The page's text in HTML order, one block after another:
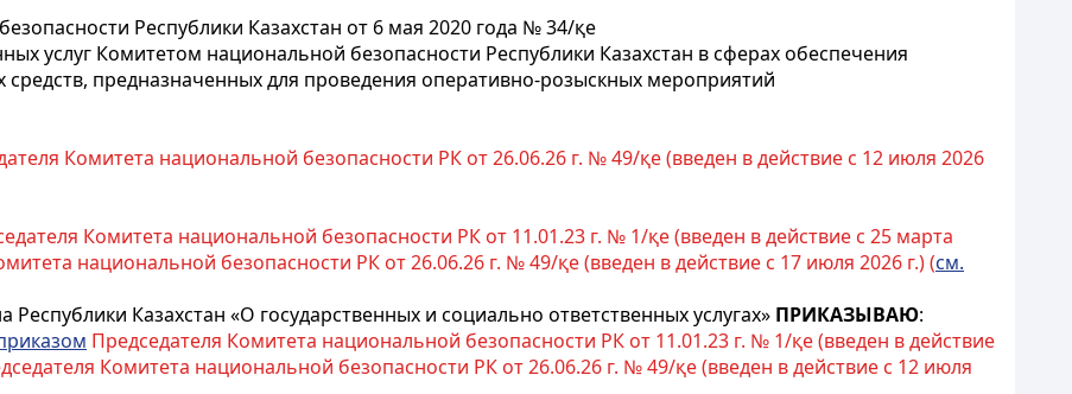
Республики Казахстан от 6 мая 2020 года № 34/қе
услуг Комитетом национальной безопасности Республики Казахстан в сферах обеспечения
средств, предназначенных для проведения оперативно-розыскных мероприятий
Комитета национальной безопасности РК от 26.06.26 г. № 49/қе (введен в действие с 12 июля 2026
Комитета национальной безопасности РК от 11.01.23 г. № 1/қе (введен в действие с 25 марта
национальной безопасности РК от 26.06.26 г. № 49/қе (введен в действие с 17 июля 2026 г.) (см.
Республики Казахстан «О государственных и социально ответственных услугах» ПРИКАЗЫВАЮ:
Председателя Комитета национальной безопасности РК от 11.01.23 г. № 1/қе (введен в действие
Комитета национальной безопасности РК от 26.06.26 г. № 49/қе (введен в действие с 12 июля